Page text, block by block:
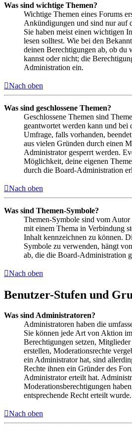
Was sind wichtige Themen?
Wichtige Themen eines Forums
Ankündigungen und sind nur auf
Sie haben meist einen wichtigen
lesen solltest. Wie bei den
deinen Berechtigungen ab, ob du
kannst oder nicht; die
Administration ein.
Nach oben
Was sind geschlossene Themen?
Geschlossene Themen sind
geantwortet werden kann und bei
Umfrage, falls vorhanden,
aus vielen Gründen durch einen
Administrator gesperrt werden.
Möglichkeit, deine eigenen
durch die Board-Administration
Nach oben
Was sind Themen-Symbole?
Themen-Symbole sind vom
mit einem Thema in Verbindung
Inhalt kennzeichnen zu können.
Symbole zu verwenden, hängt
ab, die die Board-Administration
Nach oben
Benutzer-Stufen und
Was sind Administratoren?
Administratoren haben die
Sie können jede Art von Aktion
Berechtigungen setzen,
erstellen, Moderationsrechte
ein Administrator hat, sind
Rechte ihnen ein Gründer des
Administrator erteilt hat.
Moderationsberechtigungen
entsprechende Recht erteilt wurde.
Nach oben